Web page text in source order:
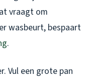
vraagt om
wasbeurt, bespaart
.
Vul een grote pan